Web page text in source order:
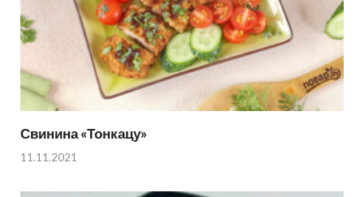
Свинина «Тонкацу»
11.11.2021